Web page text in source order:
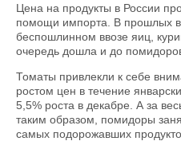
Цена на продукты в России
помощи импорта. В прошлых
беспошлинном ввозе яиц,
очередь дошла и до
Томаты привлекли к себе
ростом цен в течение
5,5% роста в декабре. А за
таким образом, помидоры
самых подорожавших